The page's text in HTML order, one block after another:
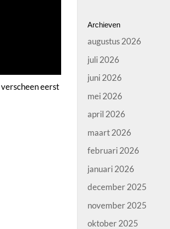
verscheen eerst
Archieven
augustus 2026
juli 2026
juni 2026
mei 2026
april 2026
maart 2026
februari 2026
januari 2026
december 2025
november 2025
oktober 2025